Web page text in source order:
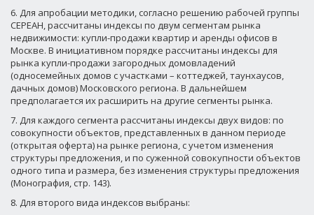
6. Для апробации методики, согласно решению рабочей группы
СЕРЕАН, рассчитаны индексы по двум сегментам рынка
недвижимости: купли-продажи квартир и аренды офисов в
Москве. В инициативном порядке рассчитаны индексы для
рынка купли-продажи загородных домовладений
(односемейных домов с участками – коттеджей, таунхаусов,
дачных домов) Московского региона. В дальнейшем
предполагается их расширить на другие сегменты рынка.
7. Для каждого сегмента рассчитаны индексы двух видов: по
совокупности объектов, представленных в данном периоде
(открытая оферта) на рынке региона, с учетом изменения
структуры предложения, и по суженной совокупности объектов
одного типа и размера, без изменения структуры предложения
(Монография, стр. 143).
8. Для второго вида индексов выбраны: